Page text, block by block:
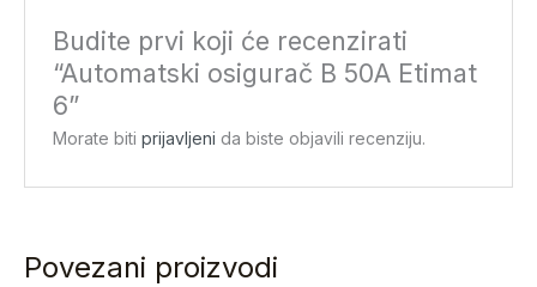
Budite prvi koji će recenzirati
“Automatski osigurač B 50A Etimat
6”
Morate bitiprijavljeni da biste objavili recenziju.
Povezani proizvodi